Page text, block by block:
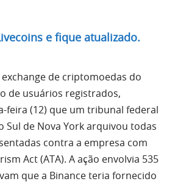
e fique atualizado.
de criptomoedas do
de usuários registrados,
feira (12) que um tribunal federal
Sul de Nova York arquivou todas
contra a empresa com
Act (ATA). A ação envolvia 535
que a Binance teria fornecido